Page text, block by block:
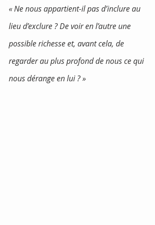
« Ne nous appartient-il pas d’inclure au
lieu d’exclure ? De voir en l’autre une
possible richesse et, avant cela, de
regarder au plus profond de nous ce qui
nous dérange en lui ? »